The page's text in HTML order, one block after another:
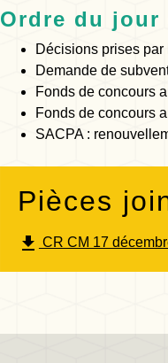
Ordre du jour
Décisions prises
Demande de
Fonds de concours
Fonds de concours
SACPA :
Pièces
file_download CR CM 17